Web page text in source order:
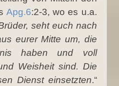
Apg.6:2-3, wo es u.a.
seht euch nach
eurer Mitte um, die
haben und voll
Weisheit sind. Die
Dienst einsetzten.“